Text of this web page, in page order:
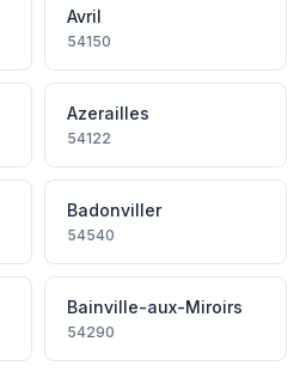
Avril
54150
Azerailles
54122
Badonviller
54540
Bainville-aux-Miroirs
54290